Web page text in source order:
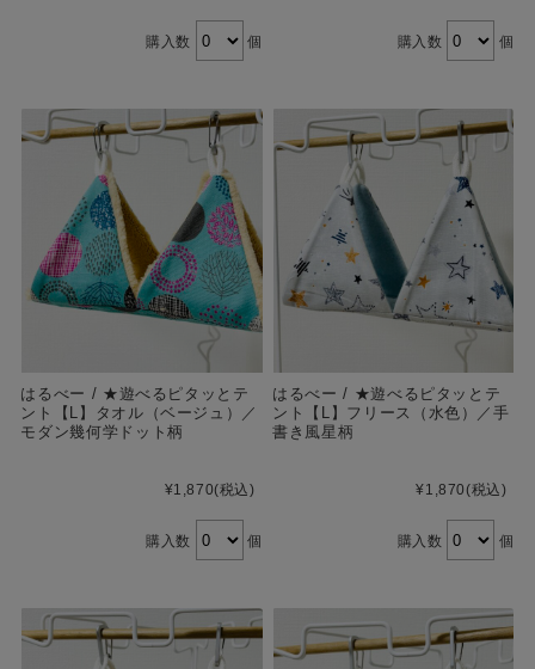
購入数 個 購入数 個
はるべー / ★遊べるピタッとテ
ント【L】タオル（ベージュ）／
モダン幾何学ドット柄
¥1,870(税込)
購入数 個
はるべー / ★遊べるピタッとテ
ント【L】フリース（水色）／手
書き風星柄
¥1,870(税込)
購入数 個